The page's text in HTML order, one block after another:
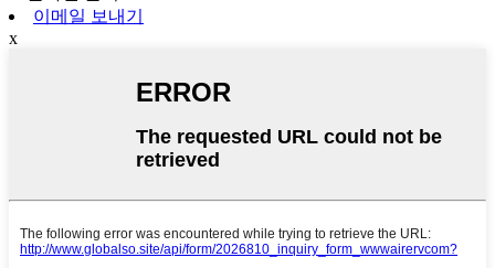
이메일 보내기
x